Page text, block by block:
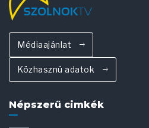
Médiaajánlat
Közhasznú adatok
Népszerű cimkék